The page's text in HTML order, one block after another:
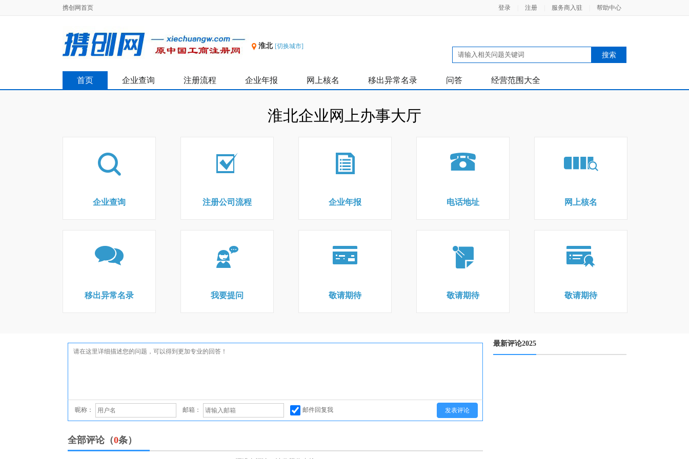
携创网首页 登录 注册 服务商入驻 帮助中心
淮北 [切换城市]
首页 企业查询 注册流程 企业年报 网上核名 移出异常名录 问答 经营范围大全
淮北企业网上办事大厅
企业查询 注册公司流程 企业年报 电话地址 网上核名
移出异常名录 我要提问 敬请期待 敬请期待 敬请期待
昵称： 邮箱： 邮件回复我 发表评论
全部评论（0条）
最新评论2025